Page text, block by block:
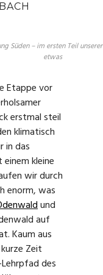
Süden – im ersten Teil
etwas
Etappe vor
erstmal steil
klimatisch
in das
kleine
wir durch
enorm, was
und
auf
Kaum aus
Zeit
des